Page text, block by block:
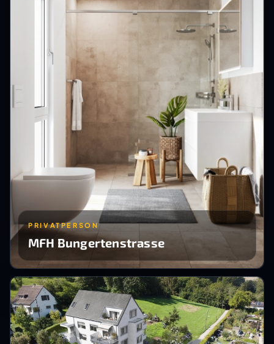
PRIVATPERSON
MFH Bungertenstrasse